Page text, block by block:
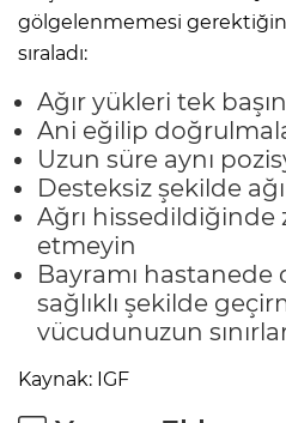
gölgelenmemesi
sıraladı:
Ağır yükleri tek
Ani eğilip
Uzun süre aynı
Desteksiz şekilde
Ağrı
etmeyin
Bayramı hastanede
sağlıklı şekilde
vücudunuzun
Kaynak: IGF